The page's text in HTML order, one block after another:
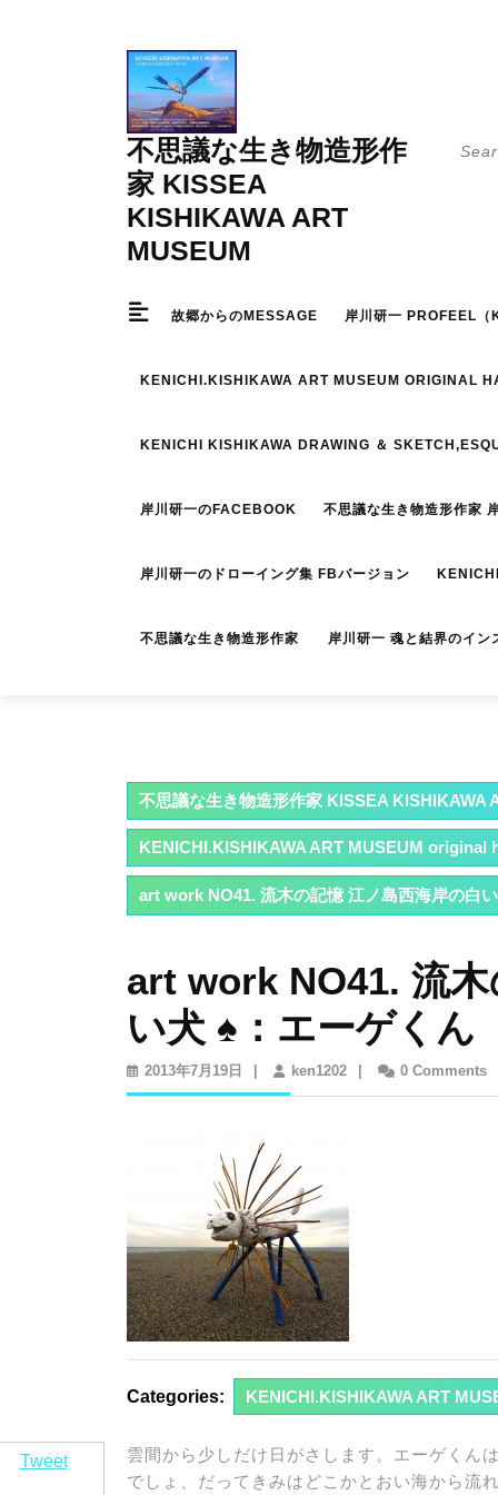
不思議な生き物造形作
家 KISSEA
KISHIKAWA ART
MUSEUM
故郷からのMESSAGE 岸川研一 PROFEEL（
KENICHI.KISHIKAWA ART MUSEUM ORIGINAL
KENICHI KISHIKAWA DRAWING ＆
岸川研一のFACEBOOK 不思議な生き物造形作家
岸川研一のドローイング集 FBバージョン
不思議な生き物造形作家 岸川研一 魂と結界のイン
不思議な生き物造形作家 KISSEA KISHIKAWA
KENICHI.KISHIKAWA ART MUSEUM
art work NO41. 流木の記憶 江ノ島西海岸の
art work NO41. 流
い犬 ♠：エーゲく
2013年7月19日
2013
年
19
日
ken1202ken12020 Comments
Categories: KENICHI.KISHIKAWA ART
Tweet
雲間から少しだけ日がさします。エーゲくん
でしょ、だってきみはどこかとおい海から流